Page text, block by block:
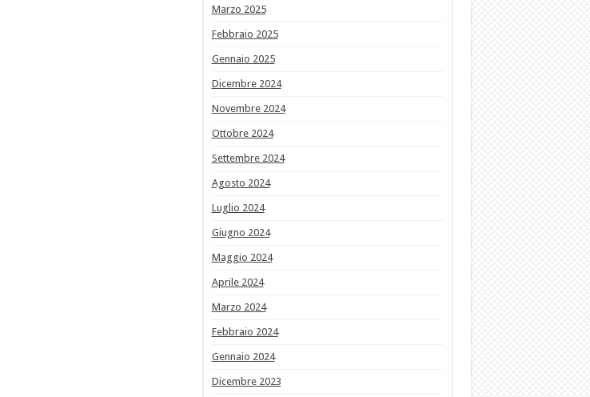
Marzo 2025
Febbraio 2025
Gennaio 2025
Dicembre 2024
Novembre 2024
Ottobre 2024
Settembre 2024
Agosto 2024
Luglio 2024
Giugno 2024
Maggio 2024
Aprile 2024
Marzo 2024
Febbraio 2024
Gennaio 2024
Dicembre 2023